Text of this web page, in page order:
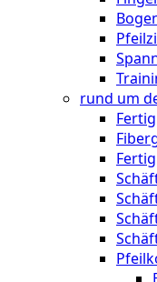
rund um